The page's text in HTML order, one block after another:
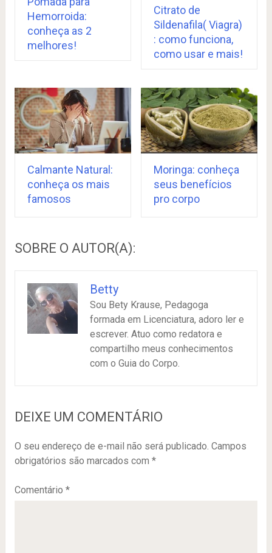
Hemorroida:
conheça as 2
melhores!
Citrato de
Sildenafila( Viagra)
: como funciona,
como usar e mais!
Calmante Natural:
conheça os mais
famosos
Moringa: conheça
seus benefícios
pro corpo
SOBRE O AUTOR(A):
Betty
Sou Bety Krause, Pedagoga
formada em Licenciatura, adoro ler e
escrever. Atuo como redatora e
compartilho meus conhecimentos
com o Guia do Corpo.
DEIXE UM COMENTÁRIO
O seu endereço de e-mail não será publicado. Campos
obrigatórios são marcados com *
Comentário *